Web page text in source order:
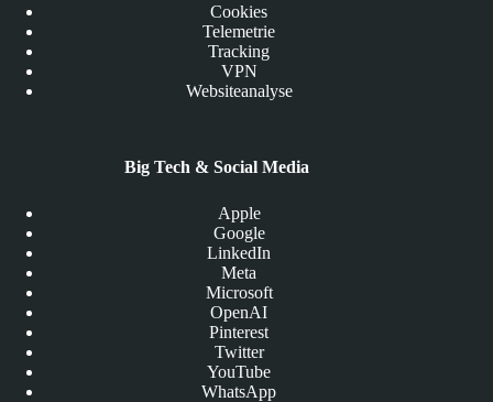
Cookies
Telemetrie
Tracking
VPN
Websiteanalyse
Big Tech & Social Media
Apple
Google
LinkedIn
Meta
Microsoft
OpenAI
Pinterest
Twitter
YouTube
WhatsApp